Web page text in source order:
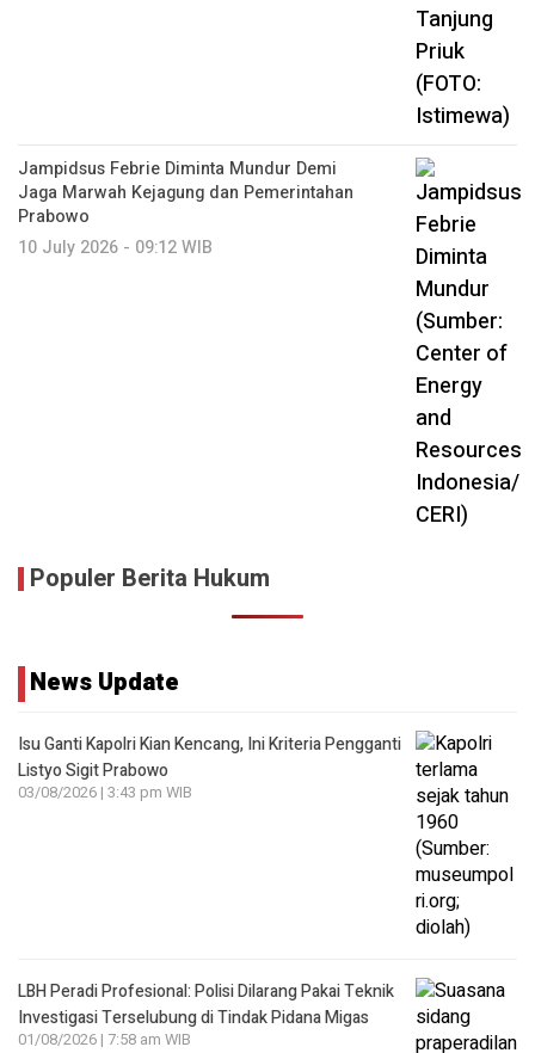
Jampidsus Febrie Diminta Mundur Demi
Jaga Marwah Kejagung dan Pemerintahan
Prabowo
10 July 2026 - 09:12 WIB
Populer Berita Hukum
News Update
Isu Ganti Kapolri Kian Kencang, Ini Kriteria Pengganti
Listyo Sigit Prabowo
03/08/2026 | 3:43 pm WIB
LBH Peradi Profesional: Polisi Dilarang Pakai Teknik
Investigasi Terselubung di Tindak Pidana Migas
01/08/2026 | 7:58 am WIB